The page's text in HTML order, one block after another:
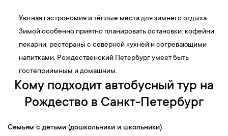
Уютная гастрономия и тёплые места для зимнего отдыха
Зимой особенно приятно планировать остановки: кофейни,
пекарни, рестораны с северной кухней и согревающими
напитками. Рождественский Петербург умеет быть
гостеприимным и домашним.
Кому подходит автобусный тур на
Рождество в Санкт-Петербург
Семьям с детьми (дошкольники и школьники)